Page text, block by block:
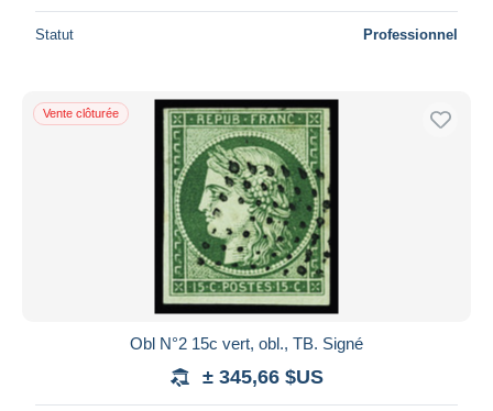
Statut Professionnel
Vente clôturée
Obl N°2 15c vert, obl., TB. Signé
± 345,66 $US